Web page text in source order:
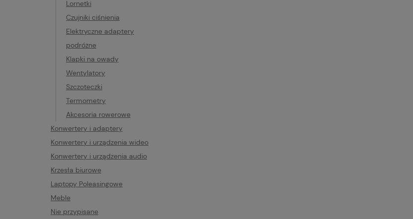
Lornetki
Czujniki ciśnienia
Elektryczne adaptery
podróżne
Klapki na owady
Wentylatory
Szczoteczki
Termometry
Akcesoria rowerowe
Konwertery i adaptery
Konwertery i urządzenia wideo
Konwertery i urządzenia audio
Krzesła biurowe
Laptopy Poleasingowe
Meble
Nie przypisane